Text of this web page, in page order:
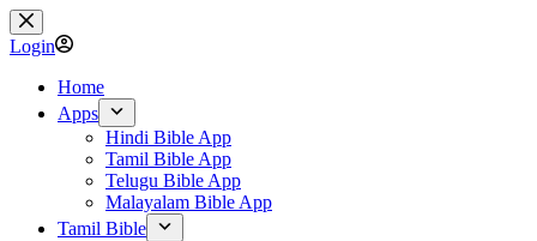
Skip
to
content
Login
Home
Apps
Hindi Bible App
Tamil Bible App
Telugu Bible App
Malayalam Bible App
Tamil Bible